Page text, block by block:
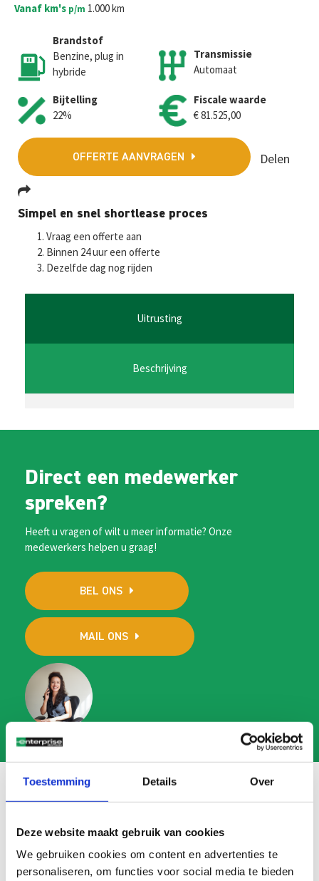
Toestemming Details Over
Deze website maakt gebruik van cookies
We gebruiken cookies om content en advertenties te
personaliseren, om functies voor social media te bieden
Vanaf km's p/m 1.000 km
Brandstof
Benzine, plug in
hybride
Bijtelling
22%
Transmissie
Automaat
Fiscale waarde
€ 81.525,00
OFFERTE AANVRAGEN Delen
Fa
ce
b
o
o
T
wi
tt
er
E
m
ai
l
W
h
at
sA
p
p
M
se
ge
r
Simpel en snel shortlease proces
Vraag een offerte aan
Binnen 24 uur een offerte
Dezelfde dag nog rijden
Uitrusting
Beschrijving
Direct een medewerker
spreken?
Heeft u vragen of wilt u meer informatie? Onze
medewerkers helpen u graag!
BEL ONS
MAIL ONS
Veelgestelde vragen
Search
FAQ